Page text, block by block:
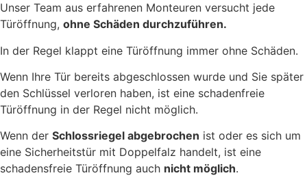
Unser Team aus erfahrenen Monteuren versucht jede
Türöffnung, ohne Schäden durchzuführen.
In der Regel klappt eine Türöffnung immer ohne Schäden.
Wenn Ihre Tür bereits abgeschlossen wurde und Sie später
den Schlüssel verloren haben, ist eine schadenfreie
Türöffnung in der Regel nicht möglich.
Wenn der Schlossriegel abgebrochen ist oder es sich um
eine Sicherheitstür mit Doppelfalz handelt, ist eine
schadensfreie Türöffnung auch nicht möglich.